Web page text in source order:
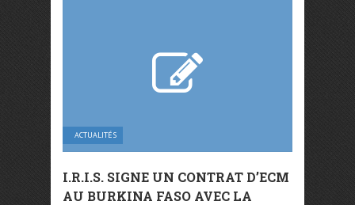
ACTUALITÉS
I.R.I.S. SIGNE UN CONTRAT D’ECM
AU BURKINA FASO AVEC LA